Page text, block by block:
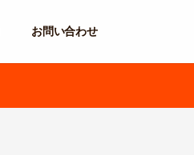
お問い合わせ